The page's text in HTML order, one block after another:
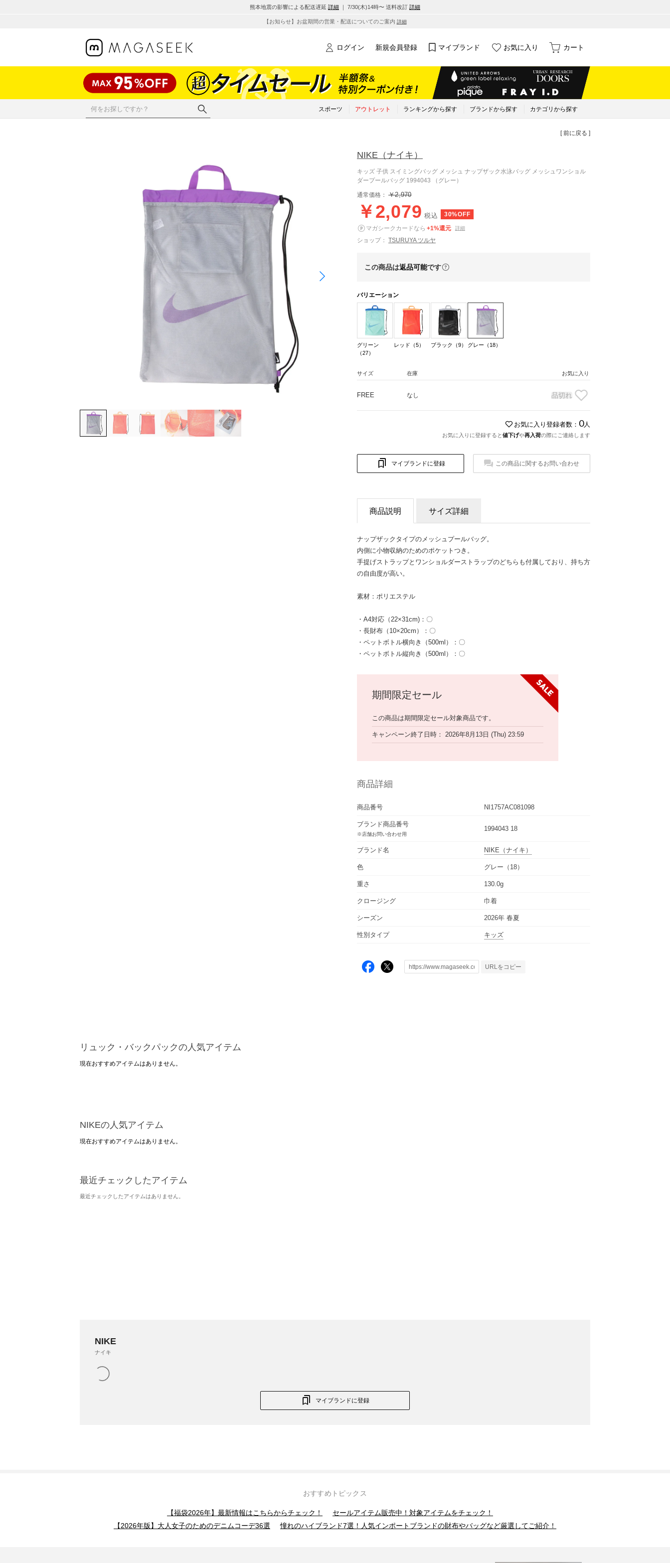
熊本地震の影響による配送遅延 詳細 ｜ 7/30(木)14時〜 送料改訂 詳細
【お知らせ】お盆期間の営業・配送についてのご案内 詳細
ログイン 新規会員登録 マイブランド お気に入り カート
スポーツ アウトレット ランキングから探す ブランドから探す カテゴリから探す
[ 前に戻る ]
NIKE （ナイキ）
キッズ 子供 スイミングバッグ メッシュ ナップザック水泳バッグ メッシュワンショル
ダープールバッグ 1994043 （グレー）
通常価格： ￥2,970
￥2,079 税込
30%OFF
マガシークカードなら +1%還元 詳細
ショップ： TSURUYA ツルヤ
この商品は返品可能です
バリエーション
グリーン
（27）
レッド（5） ブラック（9） グレー（18）
サイズ 在庫 お気に入り
FREE なし 品切れ
お気に入り登録者数： 0人
お気に入りに登録すると値下げや再入荷の際にご連絡します
マイブランドに登録 この商品に関するお問い合わせ
商品説明 サイズ詳細
ナップザックタイプのメッシュプールバッグ。
内側に小物収納のためのポケットつき。
手提げストラップとワンショルダーストラップのどちらも付属しており、持ち方
の自由度が高い。
素材：ポリエステル
・A4対応（22×31cm)：〇
・長財布（10×20cm）：〇
・ペットボトル横向き（500ml）：〇
・ペットボトル縦向き（500ml）：〇
期間限定セール
この商品は期間限定セール対象商品です。
キャンペーン終了日時 2026年8月13日 (Thu) 23:59
商品詳細
商品番号 NI1757AC081098
ブランド商品番号
※店舗お問い合わせ用
1994043 18
ブランド名 NIKE （ナイキ）
色 グレー（18）
重さ 130.0g
クロージング 巾着
シーズン 2026年 春夏
性別タイプ キッズ
URLをコピー
リュック・バックパックの人気アイテム
現在おすすめアイテムはありません。
NIKEの人気アイテム
現在おすすめアイテムはありません。
最近チェックしたアイテム
最近チェックしたアイテムはありません。
NIKE
ナイキ
マイブランドに登録
おすすめトピックス
【福袋2026年】最新情報はこちらからチェック！
セールアイテム販売中！対象アイテムをチェック！
【2026年版】大人女子のためのデニムコーデ36選
憧れのハイブランド7選！人気インポートブランドの財布やバッグなど厳選してご紹介！